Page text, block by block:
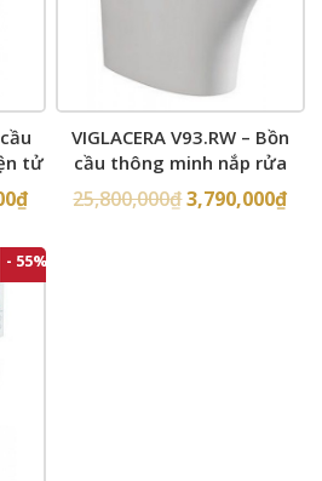
tử
₫
VIGLACERA V93.RW – Bồn
cầu thông minh nắp rửa
điện tử
25,800,000₫3,790,000₫
- 55%